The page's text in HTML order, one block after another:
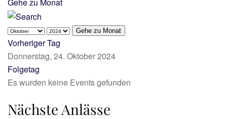
Gehe zu Monat
Vorheriger Tag
Donnerstag, 24. Oktober 2024
Folgetag
Es wurden keine Events gefunden
Nächste Anlässe